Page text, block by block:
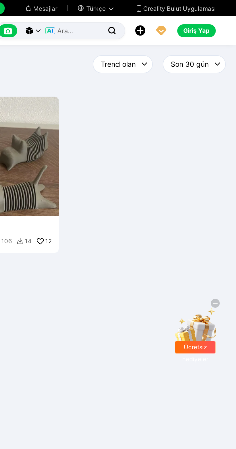
 Mesajlar  Türkçe   Creality Bulut Uygulaması
      Giriş Yap
106  14 12
Ücretsiz